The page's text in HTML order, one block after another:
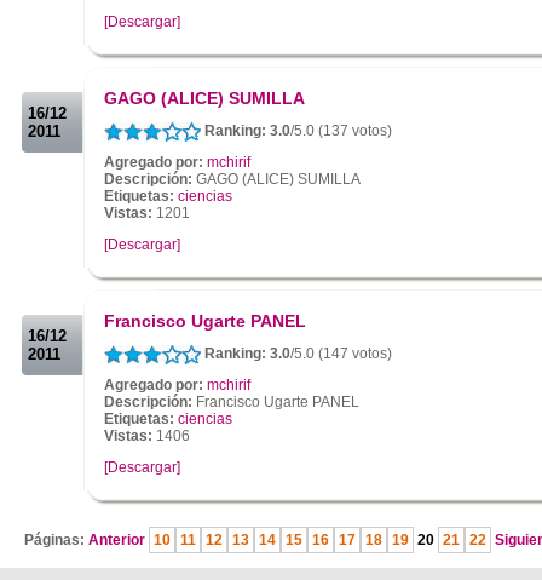
[Descargar]
16/12
2011
GAGO (ALICE) SUMILLA
Ranking: 3.0/5.0 (137 votos)
Agregado por: mchirif
Descripción: GAGO (ALICE) SUMILLA
Etiquetas: ciencias
Vistas: 1201
[Descargar]
16/12
2011
Francisco Ugarte PANEL
Ranking: 3.0/5.0 (147 votos)
Agregado por: mchirif
Descripción: Francisco Ugarte PANEL
Etiquetas: ciencias
Vistas: 1406
[Descargar]
Páginas: Anterior 10 11 12 13 14 15 16 17 18 19 20 21 22